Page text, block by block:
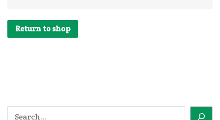
Return to shop
Rechercher